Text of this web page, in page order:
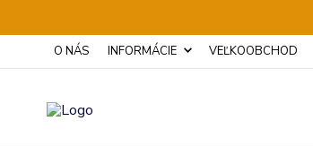
O NÁS INFORMÁCIE VEĽKOOBCHOD